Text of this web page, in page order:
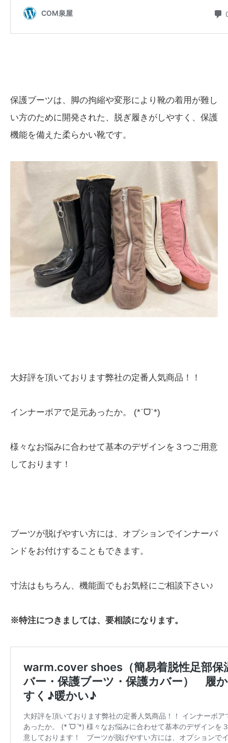
保護ブーツは、脚の拘縮や変形により靴の着用が難し
い方のために開発された、脱ぎ履きがしやすく、保護
機能を備えた柔らかい靴です。
大好評を頂いております弊社の定番人気商品！！
インナーボアで足元あったか。 (*ˊᗜˋ*)
様々なお悩みに合わせて基本のデザインを３つご用意
しております！
ブーツが脱げやすい方には、オプションでインナーバ
ンドをお付けすることもできます。
寸法はもちろん、機能面でもお気軽にご相談下さい♪
※特注につきましては、要相談になります。